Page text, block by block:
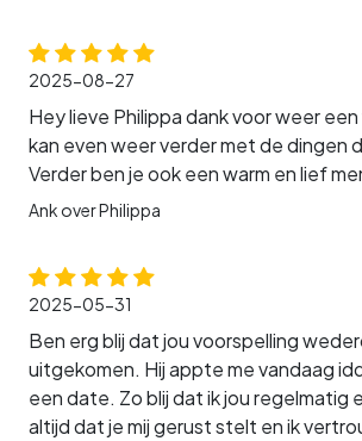
2025-08-27
Hey lieve Philippa dank voor weer
kan even weer verder met de dingen
Verder ben je ook een warm en lief
Ank over Philippa
2025-05-31
Ben erg blij dat jou voorspelling
uitgekomen. Hij appte me vandaag
een date. Zo blij dat ik jou regelmatig
altijd dat je mij gerust stelt en ik